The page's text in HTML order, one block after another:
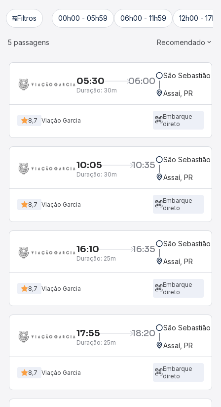
Filtros 00h00 - 05h59 06h00 - 11h59 12h00 -
5 passagens Recomendado
05:30 06:00
Duração: 30m
São Sebastião
Assaí, PR
8,7 Viação Garcia
Embarque
direto
10:05 10:35
Duração: 30m
São Sebastião
Assaí, PR
8,7 Viação Garcia
Embarque
direto
16:10 16:35
Duração: 25m
São Sebastião
Assaí, PR
8,7 Viação Garcia
Embarque
direto
17:55 18:20
Duração: 25m
São Sebastião
Assaí, PR
8,7 Viação Garcia
Embarque
direto